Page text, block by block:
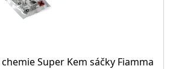
Super Kem sáčky Fiamma